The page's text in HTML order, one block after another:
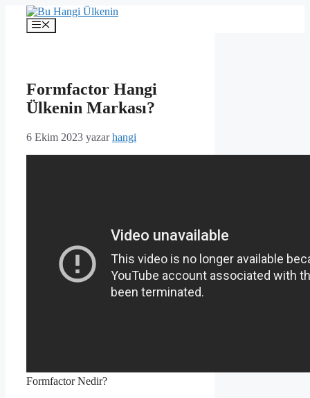
İçeriğe
Menü
Formfactor Hangi
Ülkenin Markası?
6 Ekim 2023 yazarhangi
Formfactor Nedir?